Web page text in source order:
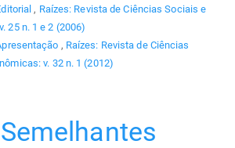
, Raízes: Revista de Ciências Sociais e
25 n. 1 e 2 (2006)
, Raízes: Revista de Ciências
v. 32 n. 1 (2012)